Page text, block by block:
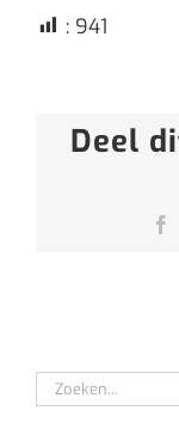
: 941
Deel
Zoeken
naar: